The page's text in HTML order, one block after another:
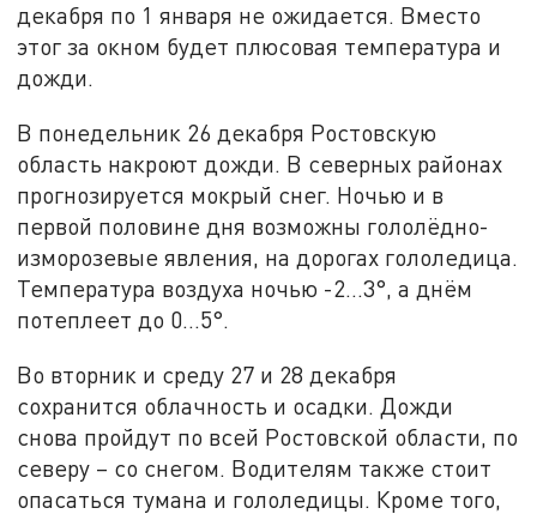
декабря по 1 января не ожидается. Вместо
этог за окном будет плюсовая температура и
дожди.
В понедельник 26 декабря Ростовскую
область накроют дожди. В северных районах
прогнозируется мокрый снег. Ночью и в
первой половине дня возможны гололёдно-
изморозевые явления, на дорогах гололедица.
Температура воздуха ночью -2...3°, а днём
потеплеет до 0...5°.
Во вторник и среду 27 и 28 декабря
сохранится облачность и осадки. Дожди
снова пройдут по всей Ростовской области, по
северу – со снегом. Водителям также стоит
опасаться тумана и гололедицы. Кроме того,